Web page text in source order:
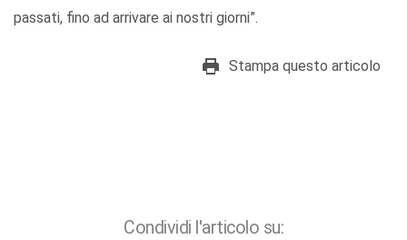
passati, fino ad arrivare ai nostri giorni”.
Stampa questo articolo
Condividi l'articolo su: